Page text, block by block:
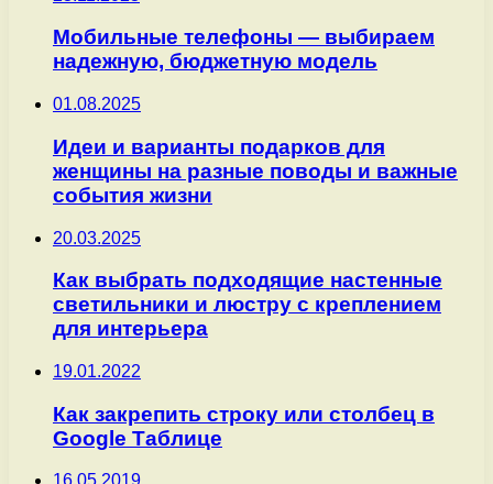
Мобильные телефоны — выбираем
надежную, бюджетную модель
01.08.2025
Идеи и варианты подарков для
женщины на разные поводы и важные
события жизни
20.03.2025
Как выбрать подходящие настенные
светильники и люстру с креплением
для интерьера
19.01.2022
Как закрепить строку или столбец в
Google Таблице